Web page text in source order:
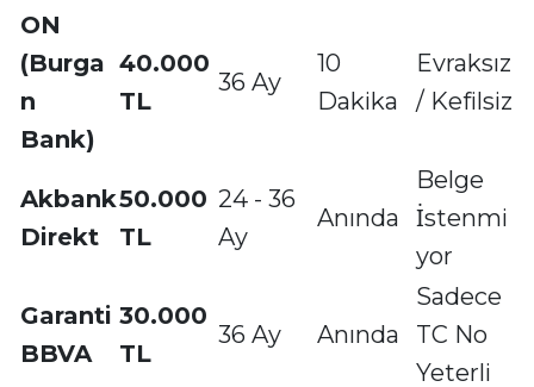
ON
(Burga
n
Bank)
40.000
TL
36 Ay
10
Dakika
Evraksız
/ Kefilsiz
Akbank
Direkt
50.000
TL
24 - 36
Ay
Anında
Belge
İstenmi
yor
Garanti
BBVA
30.000
TL
36 Ay Anında
Sadece
TC No
Yeterli